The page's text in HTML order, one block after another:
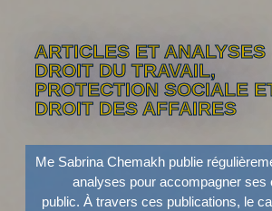
ARTICLES ET ANALYSES
DROIT DU TRAVAIL,
PROTECTION SOCIALE
DROIT DES AFFAIRES
Me Sabrina Chemakh publie
analyses pour accompagner ses
public. À travers ces publications, le